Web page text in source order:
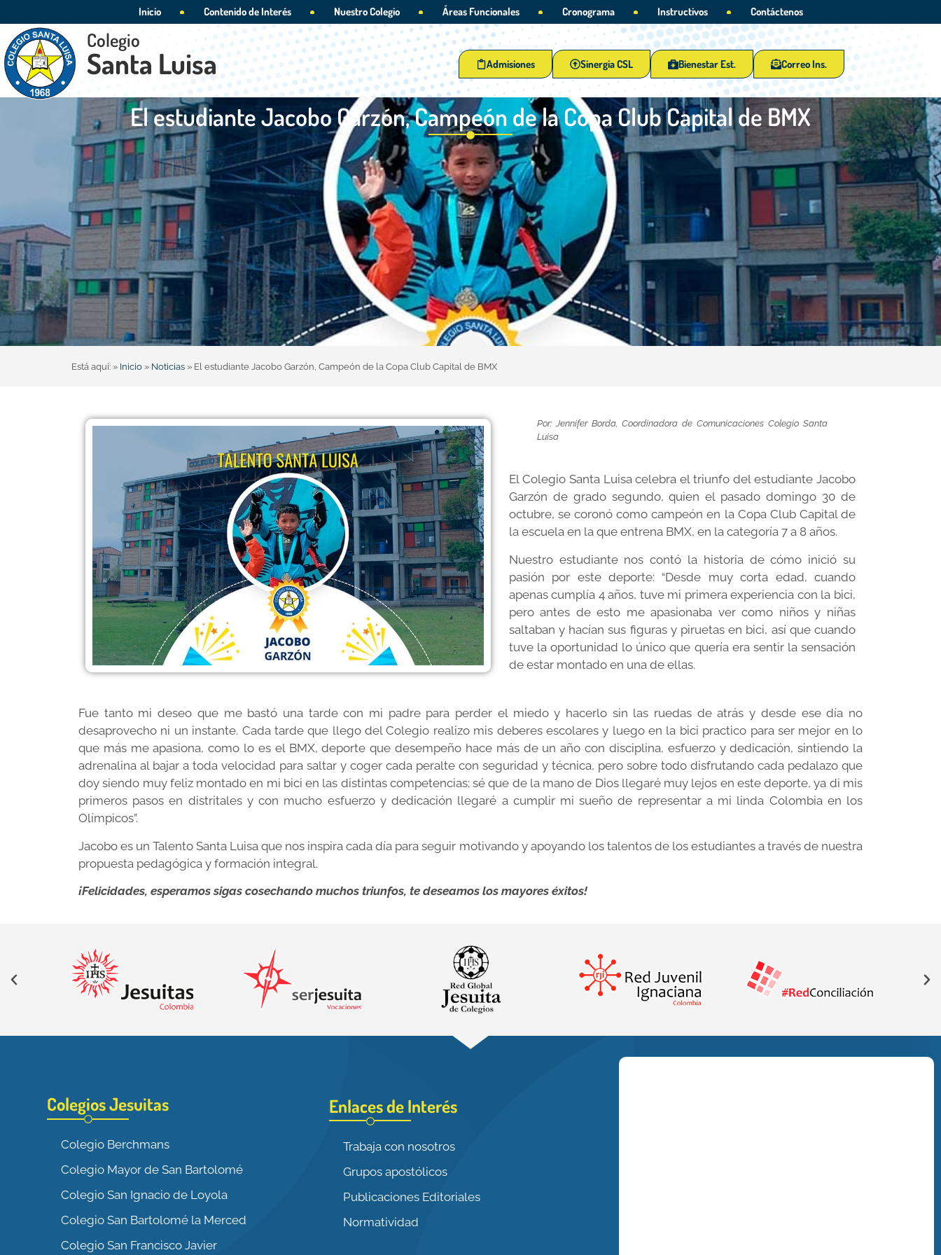
Inicio Contenido de Interés Nuestro Colegio Áreas Funcionales Cronograma Instructivos Contáctenos
Colegio
Santa Luisa Correo Ins.
Bienestar Est.
Sinergia CSL
Admisiones
El estudiante Jacobo Garzón, Campeón de la Copa Club Capital de BMX
Está aquí: » Inicio » Noticias » El estudiante Jacobo Garzón, Campeón de la Copa Club Capital de BMX
Por: Jennifer Borda, Coordinadora de Comunicaciones Colegio Santa
Luisa
El Colegio Santa Luisa celebra el triunfo del estudiante Jacobo
Garzón de grado segundo, quien el pasado domingo 30 de
octubre, se coronó como campeón en la Copa Club Capital de
la escuela en la que entrena BMX, en la categoría 7 a 8 años.
Nuestro estudiante nos contó la historia de cómo inició su
pasión por este deporte: “Desde muy corta edad, cuando
apenas cumplía 4 años, tuve mi primera experiencia con la bici,
pero antes de esto me apasionaba ver como niños y niñas
saltaban y hacían sus figuras y piruetas en bici, así que cuando
tuve la oportunidad lo único que quería era sentir la sensación
de estar montado en una de ellas.
Fue tanto mi deseo que me bastó una tarde con mi padre para perder el miedo y hacerlo sin las ruedas de atrás y desde ese día no
desaprovecho ni un instante. Cada tarde que llego del Colegio realizo mis deberes escolares y luego en la bici practico para ser mejor en lo
que más me apasiona, como lo es el BMX, deporte que desempeño hace más de un año con disciplina, esfuerzo y dedicación, sintiendo la
adrenalina al bajar a toda velocidad para saltar y coger cada peralte con seguridad y técnica, pero sobre todo disfrutando cada pedalazo que
doy siendo muy feliz montado en mi bici en las distintas competencias; sé que de la mano de Dios llegaré muy lejos en este deporte, ya di mis
primeros pasos en distritales y con mucho esfuerzo y dedicación llegaré a cumplir mi sueño de representar a mi linda Colombia en los
Olímpicos”.
Jacobo es un Talento Santa Luisa que nos inspira cada día para seguir motivando y apoyando los talentos de los estudiantes a través de nuestra
propuesta pedagógica y formación integral.
¡Felicidades, esperamos sigas cosechando muchos triunfos, te deseamos los mayores éxitos!
Colegios Jesuitas
Colegio Berchmans
Colegio Mayor de San Bartolomé
Colegio San Ignacio de Loyola
Colegio San Bartolomé la Merced
Colegio San Francisco Javier
Enlaces de Interés
Trabaja con nosotros
Grupos apostólicos
Publicaciones Editoriales
Normatividad